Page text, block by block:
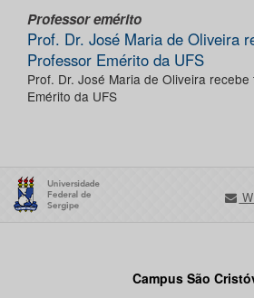
Professor emérito
Prof. Dr. José Maria de Oliveira
Professor Emérito da UFS
Prof. Dr. José Maria de Oliveira
Emérito da UFS
Campus São